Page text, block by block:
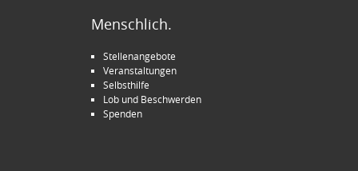
Menschlich.
Stellenangebote
Veranstaltungen
Selbsthilfe
Lob und Beschwerden
Spenden